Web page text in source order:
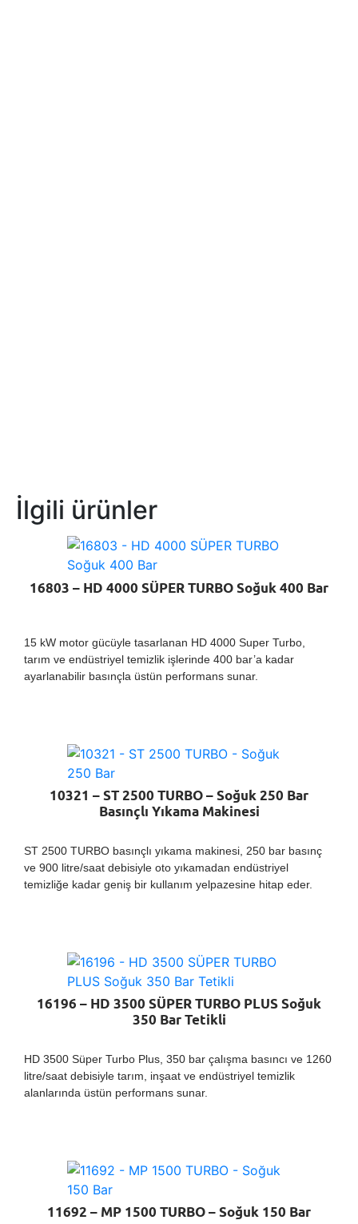
İlgili ürünler
16803 – HD 4000 SÜPER TURBO Soğuk 400 Bar
15 kW motor gücüyle tasarlanan HD 4000 Super Turbo,
tarım ve endüstriyel temizlik işlerinde 400 bar’a kadar
ayarlanabilir basınçla üstün performans sunar.
10321 – ST 2500 TURBO – Soğuk 250 Bar
Basınçlı Yıkama Makinesi
ST 2500 TURBO basınçlı yıkama makinesi, 250 bar basınç
ve 900 litre/saat debisiyle oto yıkamadan endüstriyel
temizliğe kadar geniş bir kullanım yelpazesine hitap eder.
16196 – HD 3500 SÜPER TURBO PLUS Soğuk
350 Bar Tetikli
HD 3500 Süper Turbo Plus, 350 bar çalışma basıncı ve 1260
litre/saat debisiyle tarım, inşaat ve endüstriyel temizlik
alanlarında üstün performans sunar.
11692 – MP 1500 TURBO – Soğuk 150 Bar